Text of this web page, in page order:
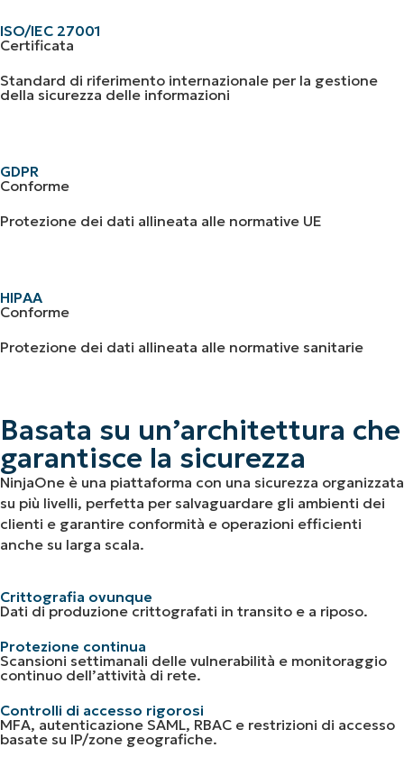
ISO/IEC 27001
Certificata
Standard di riferimento internazionale per la gestione
della sicurezza delle informazioni
GDPR
Conforme
Protezione dei dati allineata alle normative UE
HIPAA
Conforme
Protezione dei dati allineata alle normative sanitarie
Basata su un’architettura che
garantisce la sicurezza
NinjaOne è una piattaforma con una sicurezza organizzata
su più livelli, perfetta per salvaguardare gli ambienti dei
clienti e garantire conformità e operazioni efficienti
anche su larga scala.
Crittografia ovunque
Dati di produzione crittografati in transito e a riposo.
Protezione continua
Scansioni settimanali delle vulnerabilità e monitoraggio
continuo dell’attività di rete.
Controlli di accesso rigorosi
MFA, autenticazione SAML, RBAC e restrizioni di accesso
basate su IP/zone geografiche.